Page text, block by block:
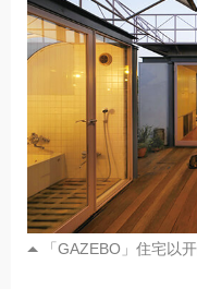
「GAZEBO」住宅以